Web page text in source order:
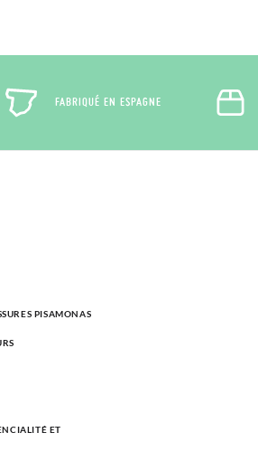
FABRIQUÉ EN ESPAGNE
PISAMONAS
ET